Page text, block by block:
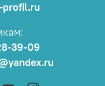
profil.ru
39-09